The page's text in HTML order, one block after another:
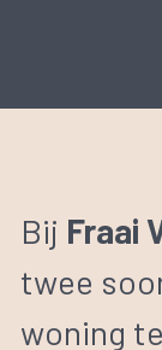
Bij Fraai
twee
woning